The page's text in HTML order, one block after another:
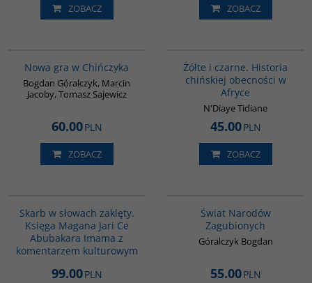
ZOBACZ ZOBACZ
Nowa gra w Chińczyka
Bogdan Góralczyk, Marcin
Jacoby, Tomasz Sajewicz
60.00PLN
ZOBACZ
Żółte i czarne. Historia
chińskiej obecności w
Afryce
N'Diaye Tidiane
45.00PLN
ZOBACZ
Skarb w słowach zaklęty.
Księga Magana Jari Ce
Abubakara Imama z
komentarzem kulturowym
99.00PLN
Świat Narodów
Zagubionych
Góralczyk Bogdan
55.00PLN